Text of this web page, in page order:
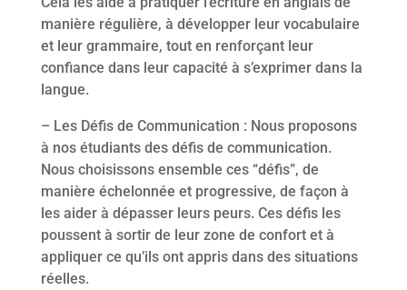
manière régulière, à développer leur vocabulaire
et leur grammaire, tout en renforçant leur
confiance dans leur capacité à s’exprimer dans la
langue.
– Les Défis de Communication : Nous proposons
à nos étudiants des défis de communication.
Nous choisissons ensemble ces “défis”, de
manière échelonnée et progressive, de façon à
les aider à dépasser leurs peurs. Ces défis les
poussent à sortir de leur zone de confort et à
appliquer ce qu’ils ont appris dans des situations
réelles.